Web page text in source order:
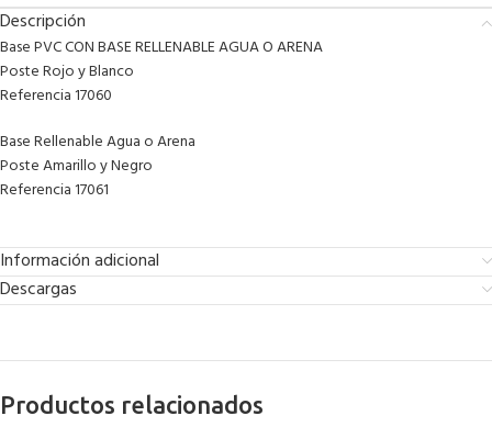
Descripción
Base PVC CON BASE RELLENABLE AGUA O ARENA
Poste Rojo y Blanco
Referencia 17060
Base Rellenable Agua o Arena
Poste Amarillo y Negro
Referencia 17061
Información adicional
Descargas
Productos relacionados